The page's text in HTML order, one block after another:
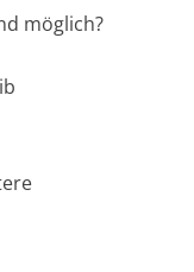
möglich?